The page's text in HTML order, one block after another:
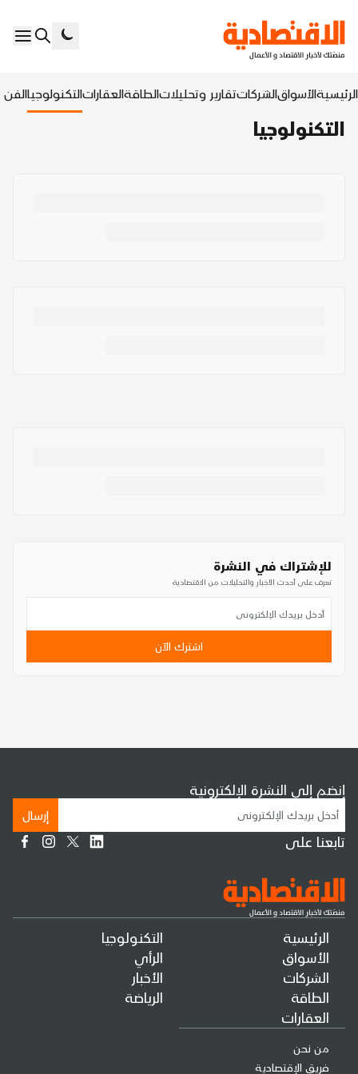
الرئيسيةالأسواقالشركاتتقارير وتحليلاتالطاقةالعقاراتالتكنولوجياالفن
التكنولوجيا
للإشتراك في النشرة
تعرف على أحدث الأخبار والتحليلات من الاقتصادية
اشترك الآن
الرئيسية
الأسواق
الشركات
الطاقة
العقارات
التكنولوجيا
الرأي
الأخبار
الرياضة
من نحن
فريق الإقتصادية
إنضم إلى النشرة الإلكترونية
إرسال
تابعنا على